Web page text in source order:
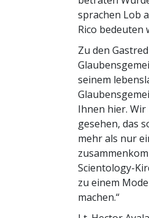
sprachen Lob
Rico bedeuten
Zu den
seinem
Ihnen hier.
gesehen, das
mehr als nur
Scientology-
zu einem
machen.“